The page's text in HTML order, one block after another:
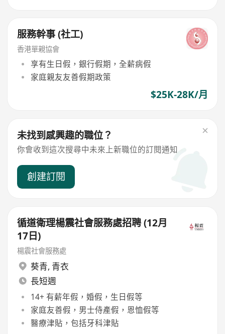
服務幹事 (社工)
香港單親協會
享有生日假，銀行假期，全薪病假
家庭親友友善假期政策
$25K-28K/月
未找到感興趣的職位？
你會收到這次搜尋中未來上新職位的訂閱通知
創建訂閱
循道衛理楊震社會服務處招聘 (12月
17日)
楊震社會服務處
葵青, 青衣
長短週
14+ 有薪年假，婚假，生日假等
家庭友善假，男士侍產假，恩恤假等
醫療津貼，包括牙科津貼